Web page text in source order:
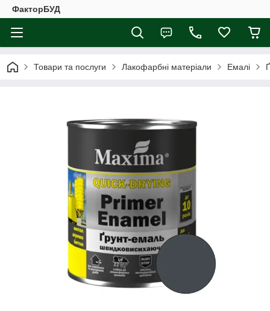
ФакторБУД
Товари та послуги Лакофарбні матеріали Емалі